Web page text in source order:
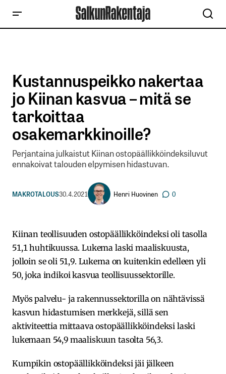
Kustannuspeikko nakertaa
jo Kiinan kasvua – mitä se
tarkoittaa
osakemarkkinoille?
Perjantaina julkaistut Kiinan ostopäällikköindeksiluvut
ennakoivat talouden elpymisen hidastuvan.
MAKROTALOUS30.4.2021 Henri Huovinen 0
Kiinan teollisuuden ostopäällikköindeksi oli tasolla
51,1 huhtikuussa. Lukema laski maaliskuusta,
jolloin se oli 51,9. Lukema on kuitenkin edelleen yli
50, joka indikoi kasvua teollisuussektorille.
Myös palvelu- ja rakennussektorilla on nähtävissä
kasvun hidastumisen merkkejä, sillä sen
aktiviteettia mittaava ostopäällikköindeksi laski
lukemaan 54,9 maaliskuun tasolta 56,3.
Kumpikin ostopäällikköindeksi jäi jälkeen